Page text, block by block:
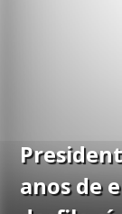
anos de